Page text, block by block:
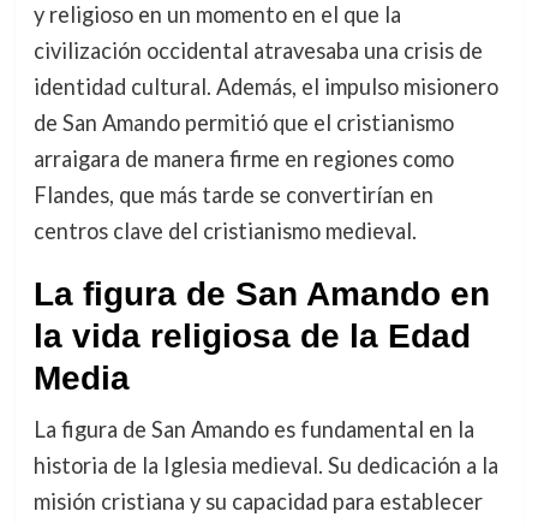
y religioso en un momento en el que la
civilización occidental atravesaba una crisis de
identidad cultural. Además, el impulso misionero
de San Amando permitió que el cristianismo
arraigara de manera firme en regiones como
Flandes, que más tarde se convertirían en
centros clave del cristianismo medieval.
La figura de San Amando en
la vida religiosa de la Edad
Media
La figura de San Amando es fundamental en la
historia de la Iglesia medieval. Su dedicación a la
misión cristiana y su capacidad para establecer